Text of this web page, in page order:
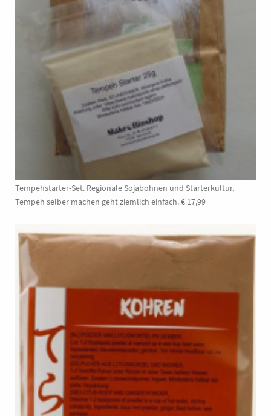
Tempehstarter-Set. Regionale Sojabohnen und Starterkultur,
Tempeh selber machen geht ziemlich einfach. € 17,99